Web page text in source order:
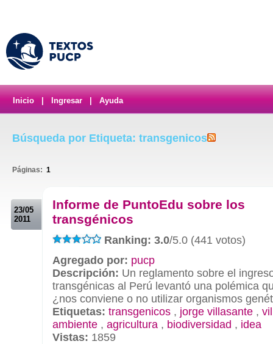
Inicio Ingresar Ayuda
Búsqueda por Etiqueta: transgenicos
Páginas: 1
23/05
2011
Informe de PuntoEdu sobre los
transgénicos
Ranking: 3.0/5.0 (441 votos)
Agregado por: pucp
Descripción: Un reglamento sobre el
transgénicas al Perú levantó una polémica
¿nos conviene o no utilizar organismos
Etiquetas: transgenicos , jorge villasante ,
ambiente , agricultura , biodiversidad , idea
Vistas: 1859